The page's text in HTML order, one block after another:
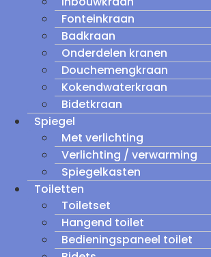
Fonteinkraan
Badkraan
Onderdelen kranen
Douchemengkraan
Kokendwaterkraan
Bidetkraan
Spiegel
Met verlichting
Verlichting / verwarming
Spiegelkasten
Toiletten
Toiletset
Hangend toilet
Bedieningspaneel toilet